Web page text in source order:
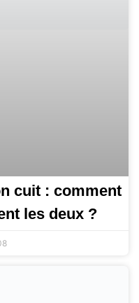
cuit : comment
les deux ?